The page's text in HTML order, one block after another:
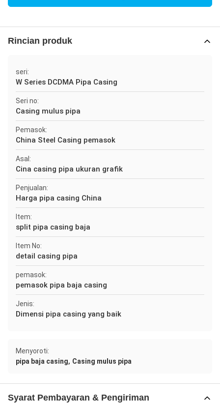
Rincian produk
seri:
W Series DCDMA Pipa Casing
Seri no:
Casing mulus pipa
Pemasok:
China Steel Casing pemasok
Asal:
Cina casing pipa ukuran grafik
Penjualan:
Harga pipa casing China
Item:
split pipa casing baja
Item No:
detail casing pipa
pemasok:
pemasok pipa baja casing
Jenis:
Dimensi pipa casing yang baik
Menyoroti:
pipa baja casing, Casing mulus pipa
Syarat Pembayaran & Pengiriman